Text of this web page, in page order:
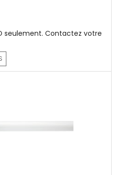
seulement. Contactez votre